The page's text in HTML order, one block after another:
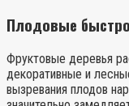
Плодовые
Фруктовые деревья
декоративные и
вызревания плодов